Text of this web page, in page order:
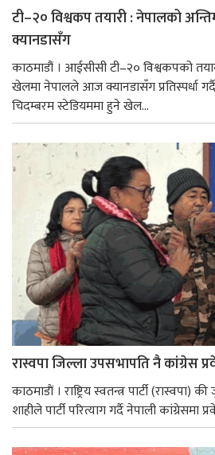
टी–२० विश्वकप तयारी : नेपालको
क्यानडासँग
काठमाडौं । आईसीसी टी–२० विश्वकपको
खेलमा नेपालले आज क्यानडासँग प्रतिस्पर्धा
चिदम्बरम स्टेडियममा हुने खेल...
रास्वपा जिल्ला उपसभापति नै कांग्रेस
काठमाडाैं । राष्ट्रिय स्वतन्त्र पार्टी (रास्वपा)
शाहीले पार्टी परित्याग गर्दै नेपाली कांग्रेसमा